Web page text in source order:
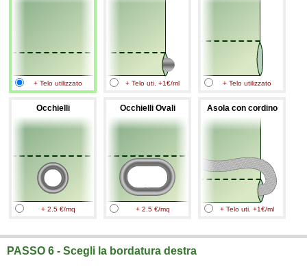
+ Telo utilizzato + Telo uti. +1€/ml + Telo utilizzato
Occhielli
+ 2.5 €/mq
Occhielli Ovali
+ 2.5 €/mq
Asola con cordino
+ Telo uti. +1€/ml
PASSO 6 - Scegli la bordatura destra